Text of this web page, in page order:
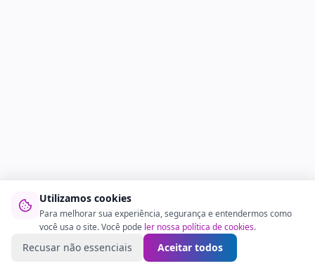
Utilizamos cookies
Para melhorar sua experiência, segurança e entendermos como
você usa o site. Você pode ler nossa política de cookies.
Recusar não essenciais Aceitar todos